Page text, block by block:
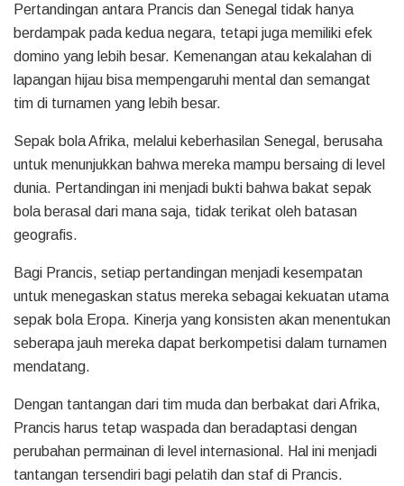
Pertandingan antara Prancis dan Senegal tidak hanya
berdampak pada kedua negara, tetapi juga memiliki efek
domino yang lebih besar. Kemenangan atau kekalahan di
lapangan hijau bisa mempengaruhi mental dan semangat
tim di turnamen yang lebih besar.
Sepak bola Afrika, melalui keberhasilan Senegal, berusaha
untuk menunjukkan bahwa mereka mampu bersaing di level
dunia. Pertandingan ini menjadi bukti bahwa bakat sepak
bola berasal dari mana saja, tidak terikat oleh batasan
geografis.
Bagi Prancis, setiap pertandingan menjadi kesempatan
untuk menegaskan status mereka sebagai kekuatan utama
sepak bola Eropa. Kinerja yang konsisten akan menentukan
seberapa jauh mereka dapat berkompetisi dalam turnamen
mendatang.
Dengan tantangan dari tim muda dan berbakat dari Afrika,
Prancis harus tetap waspada dan beradaptasi dengan
perubahan permainan di level internasional. Hal ini menjadi
tantangan tersendiri bagi pelatih dan staf di Prancis.